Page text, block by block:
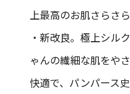
上最高のお肌さらさら
・新改良。極上シル
ゃんの繊細な肌をや
快適で、パンパース